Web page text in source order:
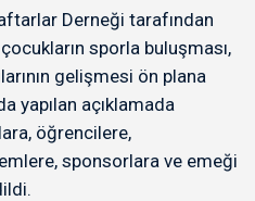
Derneği tarafından
sporla buluşması,
gelişmesi ön plana
yapılan açıklamada
öğrencilere,
sponsorlara ve emeği